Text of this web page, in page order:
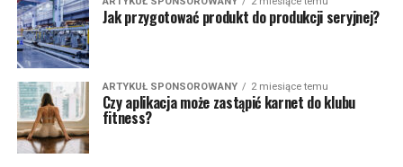
Jak przygotować produkt do produkcji seryjnej?
ARTYKUŁ SPONSOROWANY 2 miesiące temu
Czy aplikacja może zastąpić karnet do klubu
fitness?